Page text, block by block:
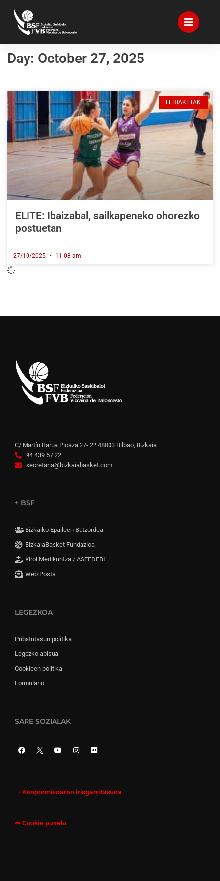
Day: October 27, 2025
LEHIAKETAK
ELITE: Ibaizabal, sailkapeneko ohorezko
postuetan
27/10/2025 11:08 am
C/ Martín Barua Picaza 27- 2º 48003 Bilbao, Bizkaia
94 439 57 22
secretaria@bizkaiabasket.com
+ BSF
Bizkaiko Epaileen Batzordea
BizkaiaBasket Fundazioa
Kirol Medikuntza / ASFEDEBI
Web Posta
LEGEZKOA
Pribatutasun politika
Legezko abisua
Cookieen politika
Formulario
SARE SOZIALAK
⇒ Konpromisoaren irisgarritasuna
⇒ Cookie panela